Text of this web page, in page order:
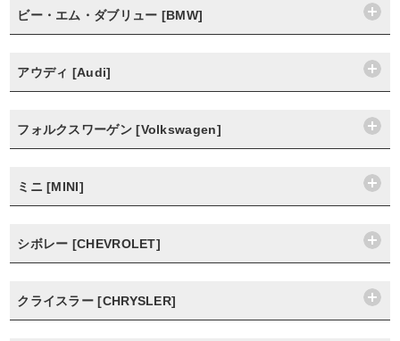
ビー・エム・ダブリュー [BMW]
アウディ [Audi]
フォルクスワーゲン [Volkswagen]
ミニ [MINI]
シボレー [CHEVROLET]
クライスラー [CHRYSLER]